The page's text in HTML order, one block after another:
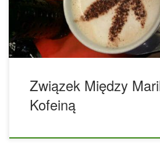
między marihuaną a kofeiną.
dr John Bell zauważył, że kawa
Związek Między
Kofeiną